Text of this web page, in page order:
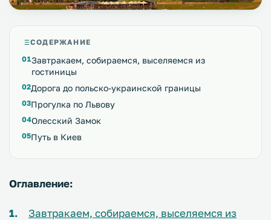
СОДЕРЖАНИЕ
Завтракаем, собираемся, выселяемся из
гостиницы
Дорога до польско-украинской границы
Прогулка по Львову
Олесский Замок
Путь в Киев
Оглавление:
Завтракаем, собираемся, выселяемся из